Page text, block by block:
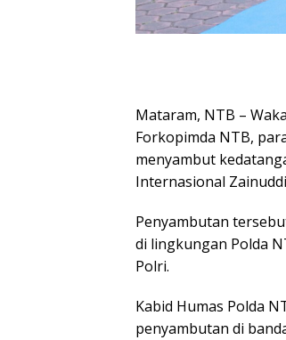
Mataram, NTB –
Forkopimda NTB,
menyambut
Internasional
Penyambutan
di lingkungan Polda
Polri.
Kabid Humas Polda
penyambutan di